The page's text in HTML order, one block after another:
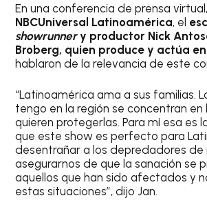
En una conferencia de prensa
NBCUniversal Latinoamérica, el
showrunnery productor Nick
Broberg, quien produce y actúa
hablaron de la relevancia de este
“Latinoamérica ama a sus familias.
tengo en la región se concentran en
quieren protegerlas. Para mí esa es
que este show es perfecto para
desentrañar a los depredadores de
asegurarnos de que la sanación se
aquellos que han sido afectados y
estas situaciones”, dijo Jan.